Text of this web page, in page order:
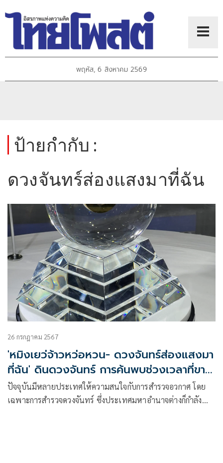
พฤหัส, 6 สิงหาคม 2569
ป้ายกำกับ :
ดวงจันทร์ส่องแสงมาที่ฉัน
26 กรกฎาคม 2567
'หมิงเยว่จ้าวหว่อหวน- ดวงจันทร์ส่องแสงมา
ที่ฉัน' ดินดวงจันทร์ การค้นพบช่วงเวลาที่ขาด
หายไป
ปัจจุบันมีหลายประเทศให้ความสนใจกับการสำรวจอวกาศ โดย
เฉพาะการสำรวจดวงจันทร์ ซึ่งประเทศมหาอำนาจต่างก็กำลัง